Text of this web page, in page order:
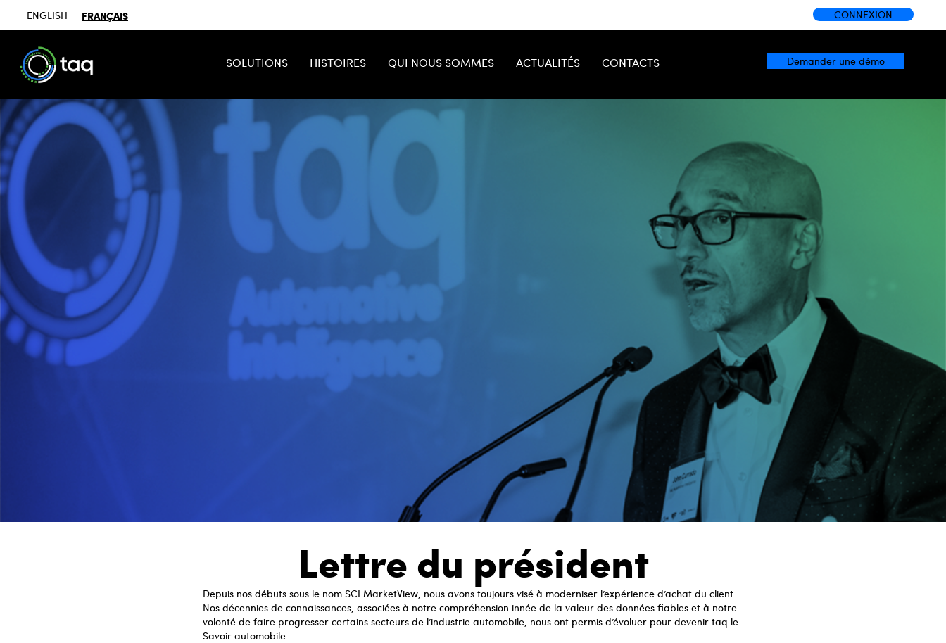
ENGLISH FRANÇAIS CONNEXION
SOLUTIONS HISTOIRES QUI NOUS SOMMES ACTUALITÉS CONTACTS Demander une démo
Lettre du président
Depuis nos débuts sous le nom SCI MarketView, nous avons toujours visé à moderniser l’expérience d’achat du client.
Nos décennies de connaissances, associées à notre compréhension innée de la valeur des données fiables et à notre
volonté de faire progresser certains secteurs de l’industrie automobile, nous ont permis d’évoluer pour devenir taq le
Savoir automobile.